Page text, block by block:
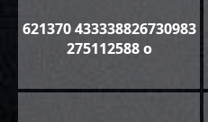
621370 433338826730983
275112588 o